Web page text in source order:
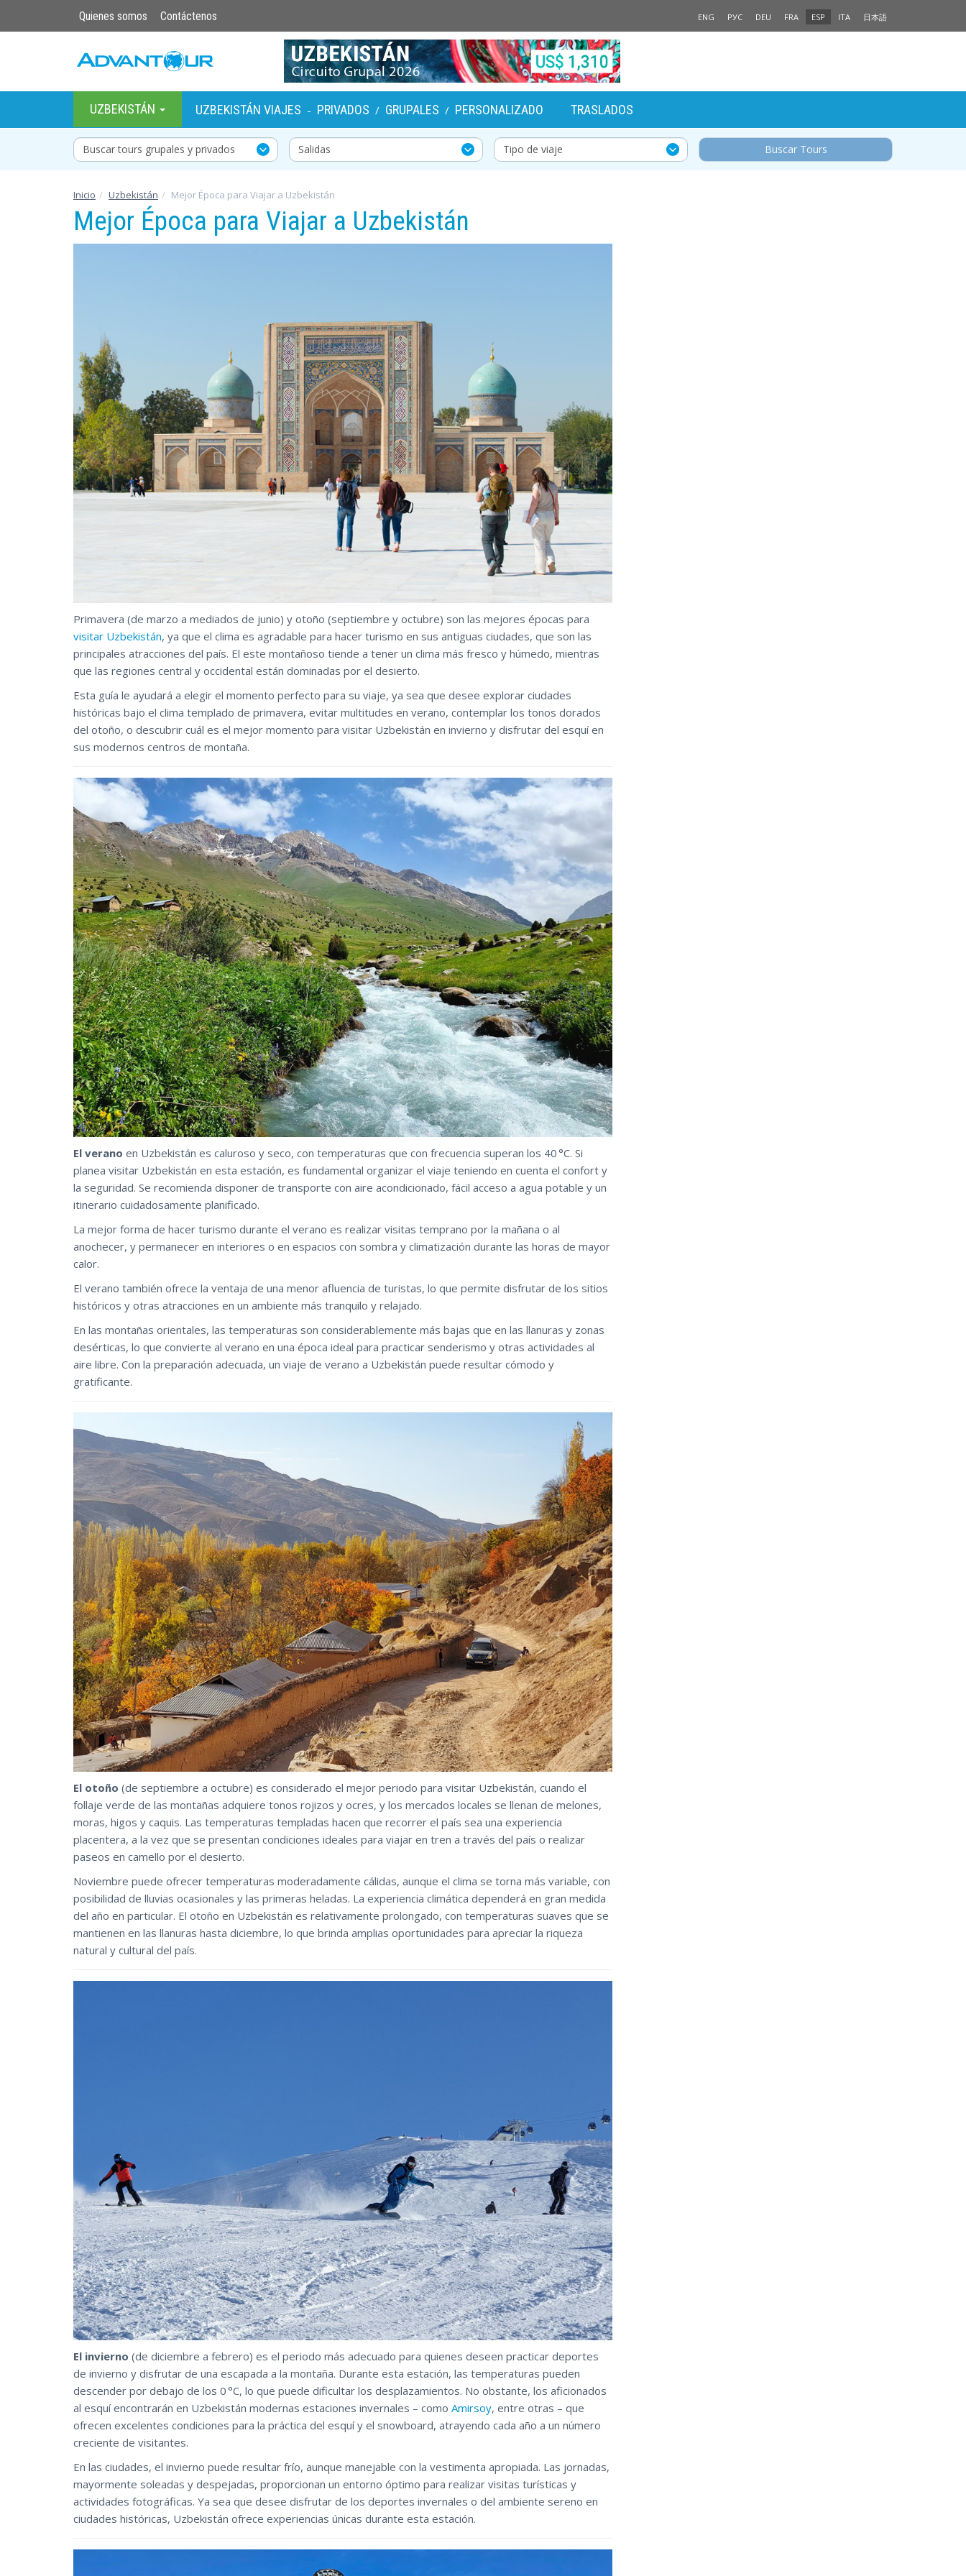
Quienes somos Contáctenos ENG РУС DEU FRA ESP ITA 日本語
UZBEKISTÁN UZBEKISTÁN VIAJES - PRIVADOS / GRUPALES / PERSONALIZADO TRASLADOS
Buscar tours grupales y privados Buscar Tours
Inicio Uzbekistán Mejor Época para Viajar a Uzbekistán
Mejor Época para Viajar a Uzbekistán
Primavera (de marzo a mediados de junio) y otoño (septiembre y octubre) son las mejores épocas para
visitar Uzbekistán, ya que el clima es agradable para hacer turismo en sus antiguas ciudades, que son las
principales atracciones del país. El este montañoso tiende a tener un clima más fresco y húmedo, mientras
que las regiones central y occidental están dominadas por el desierto.
Esta guía le ayudará a elegir el momento perfecto para su viaje, ya sea que desee explorar ciudades
históricas bajo el clima templado de primavera, evitar multitudes en verano, contemplar los tonos dorados
del otoño, o descubrir cuál es el mejor momento para visitar Uzbekistán en invierno y disfrutar del esquí en
sus modernos centros de montaña.
El verano en Uzbekistán es caluroso y seco, con temperaturas que con frecuencia superan los 40 °C. Si
planea visitar Uzbekistán en esta estación, es fundamental organizar el viaje teniendo en cuenta el confort y
la seguridad. Se recomienda disponer de transporte con aire acondicionado, fácil acceso a agua potable y un
itinerario cuidadosamente planificado.
La mejor forma de hacer turismo durante el verano es realizar visitas temprano por la mañana o al
anochecer, y permanecer en interiores o en espacios con sombra y climatización durante las horas de mayor
calor.
El verano también ofrece la ventaja de una menor afluencia de turistas, lo que permite disfrutar de los sitios
históricos y otras atracciones en un ambiente más tranquilo y relajado.
En las montañas orientales, las temperaturas son considerablemente más bajas que en las llanuras y zonas
desérticas, lo que convierte al verano en una época ideal para practicar senderismo y otras actividades al
aire libre. Con la preparación adecuada, un viaje de verano a Uzbekistán puede resultar cómodo y
gratificante.
El otoño (de septiembre a octubre) es considerado el mejor periodo para visitar Uzbekistán, cuando el
follaje verde de las montañas adquiere tonos rojizos y ocres, y los mercados locales se llenan de melones,
moras, higos y caquis. Las temperaturas templadas hacen que recorrer el país sea una experiencia
placentera, a la vez que se presentan condiciones ideales para viajar en tren a través del país o realizar
paseos en camello por el desierto.
Noviembre puede ofrecer temperaturas moderadamente cálidas, aunque el clima se torna más variable, con
posibilidad de lluvias ocasionales y las primeras heladas. La experiencia climática dependerá en gran medida
del año en particular. El otoño en Uzbekistán es relativamente prolongado, con temperaturas suaves que se
mantienen en las llanuras hasta diciembre, lo que brinda amplias oportunidades para apreciar la riqueza
natural y cultural del país.
El invierno (de diciembre a febrero) es el periodo más adecuado para quienes deseen practicar deportes
de invierno y disfrutar de una escapada a la montaña. Durante esta estación, las temperaturas pueden
descender por debajo de los 0 °C, lo que puede dificultar los desplazamientos. No obstante, los aficionados
al esquí encontrarán en Uzbekistán modernas estaciones invernales – como Amirsoy, entre otras – que
ofrecen excelentes condiciones para la práctica del esquí y el snowboard, atrayendo cada año a un número
creciente de visitantes.
En las ciudades, el invierno puede resultar frío, aunque manejable con la vestimenta apropiada. Las jornadas,
mayormente soleadas y despejadas, proporcionan un entorno óptimo para realizar visitas turísticas y
actividades fotográficas. Ya sea que desee disfrutar de los deportes invernales o del ambiente sereno en
ciudades históricas, Uzbekistán ofrece experiencias únicas durante esta estación.